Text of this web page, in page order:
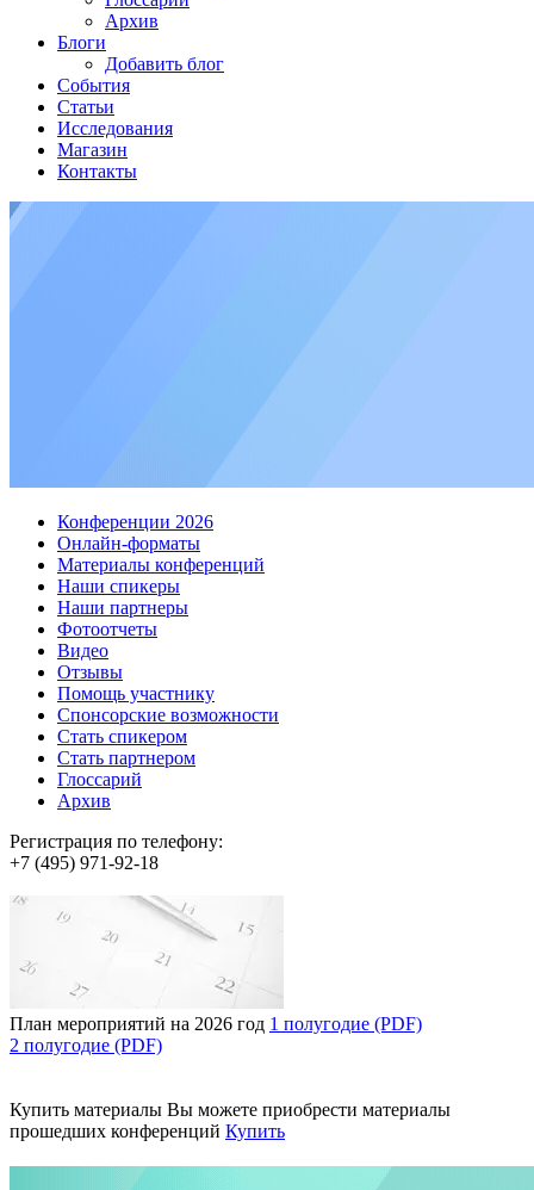
Архив
Блоги
Добавить блог
События
Статьи
Исследования
Магазин
Контакты
Конференции 2026
Онлайн-форматы
Материалы конференций
Наши спикеры
Наши партнеры
Фотоотчеты
Видео
Отзывы
Помощь участнику
Спонсорские возможности
Стать спикером
Стать партнером
Глоссарий
Архив
Регистрация по телефону:
+7 (495) 971-92-18
План мероприятий на 2026 год 1 полугодие (PDF)
2 полугодие (PDF)
Купить материалы Вы можете приобрести материалы
прошедших конференций Купить